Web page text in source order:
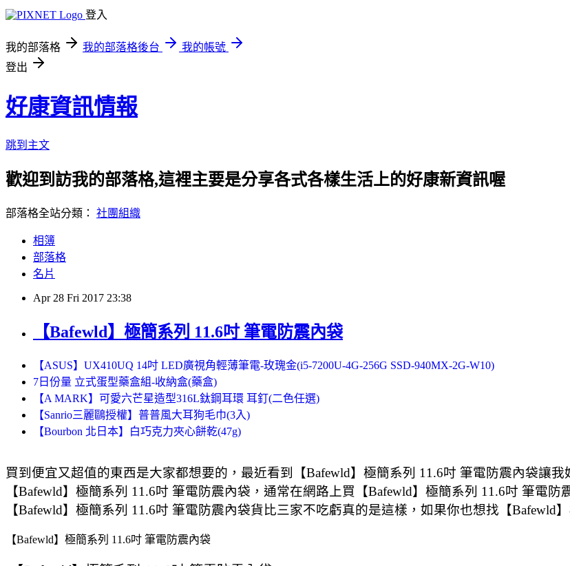
登入
我的部落格 我的部落格後台
我的帳號
登出
好康資訊情報
跳到主文
歡迎到訪我的部落格,這裡主要是分享各式各樣生活上的好康新資訊喔
部落格全站分類： 社團組織
相簿
部落格
名片
Apr 28 Fri 2017 23:38
【Bafewld】極簡系列 11.6吋 筆電防震內袋
【ASUS】UX410UQ 14吋 LED廣視角輕薄筆電-玫瑰金(i5-7200U-4G-256G SSD-940MX-2G-W10)
7日份量 立式蛋型藥盒組-收納盒(藥盒)
【A MARK】可愛六芒星造型316L鈦鋼耳環 耳釘(二色任選)
【Sanrio三麗鷗授權】普普風大耳狗毛巾(3入)
【Bourbon 北日本】白巧克力夾心餅乾(47g)
買到便宜又超值的東西是大家都想要的，最近看到【Bafewld】極簡系列 11.6吋 筆電防震內袋讓
【Bafewld】極簡系列 11.6吋 筆電防震內袋，通常在網路上買【Bafewld】極簡系列 11.6吋 筆電
【Bafewld】極簡系列 11.6吋 筆電防震內袋貨比三家不吃虧真的是這樣，如果你也想找【
【Bafewld】極簡系列 11.6吋 筆電防震內袋